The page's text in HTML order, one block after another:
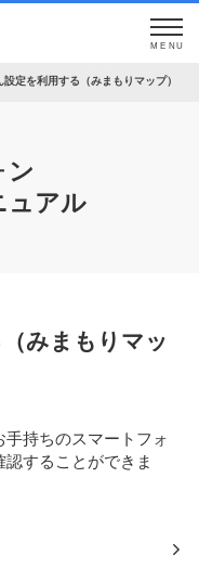
MENU
設定を利用する（みまもりマップ）
ン
ュアル
みまもりマッ
持ちのスマートフォ
することができま